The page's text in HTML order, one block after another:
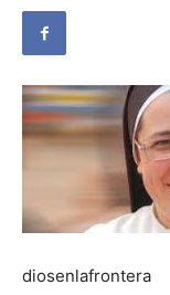
diosenlafrontera